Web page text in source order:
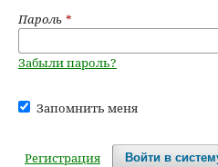
Пароль *
Забыли пароль?
Запомнить меня
Войти в
Регистрация